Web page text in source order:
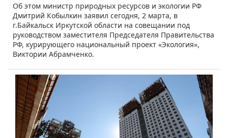
​Об этом министр природных ресурсов и экологии РФ
Дмитрий Кобылкин заявил сегодня, 2 марта, в
г.Байкальск Иркутской области на совещании под
руководством заместителя Председателя Правительства
РФ, курирующего национальный проект «Экология»,
Виктории Абрамченко.